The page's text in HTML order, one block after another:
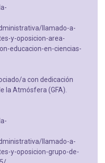
llamado-a-
y-oposicion-area-
educacion-en-ciencias-
a con dedicación
la Atmósfera (GFA).
llamado-a-
y-oposicion-grupo-de-